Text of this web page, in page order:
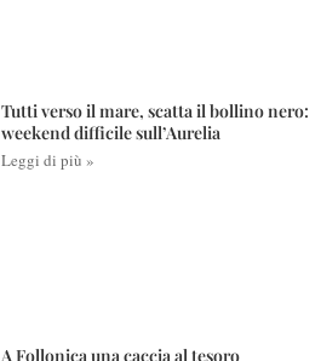
Tutti verso il mare, scatta il bollino nero:
weekend difficile sull’Aurelia
Leggi di più »
A Follonica una caccia al tesoro